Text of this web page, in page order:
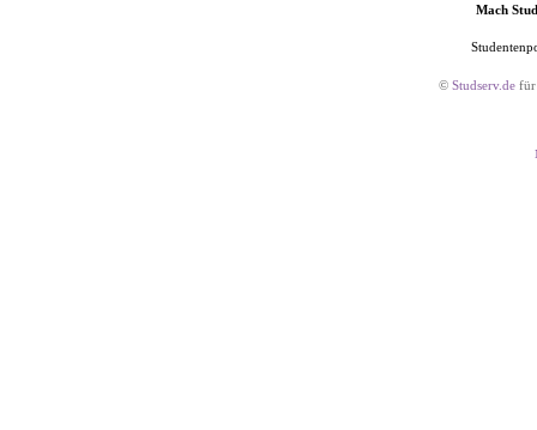
Mach
© Studserv.de für